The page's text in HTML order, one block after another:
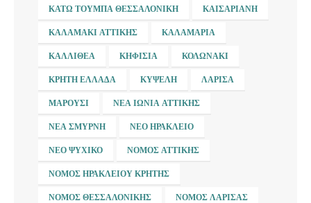
ΚΆΤΩ ΤΟΎΜΠΑ ΘΕΣΣΑΛΟΝΊΚΗ ΚΑΙΣΑΡΙΑΝΉ
ΚΑΛΑΜΆΚΙ ΑΤΤΙΚΉΣ ΚΑΛΑΜΑΡΙΆ
ΚΑΛΛΙΘΈΑ ΚΗΦΙΣΙΆ ΚΟΛΩΝΆΚΙ
ΚΡΉΤΗ ΕΛΛΆΔΑ ΚΥΨΈΛΗ ΛΆΡΙΣΑ
ΜΑΡΟΎΣΙ ΝΈΑ ΙΩΝΊΑ ΑΤΤΙΚΉΣ
ΝΈΑ ΣΜΎΡΝΗ ΝΈΟ ΗΡΆΚΛΕΙΟ
ΝΈΟ ΨΥΧΙΚΌ ΝΟΜΌΣ ΑΤΤΙΚΉΣ
ΝΟΜΌΣ ΗΡΑΚΛΕΊΟΥ ΚΡΉΤΗΣ
ΝΟΜΌΣ ΘΕΣΣΑΛΟΝΊΚΗΣ ΝΟΜΌΣ ΛΆΡΙΣΑΣ